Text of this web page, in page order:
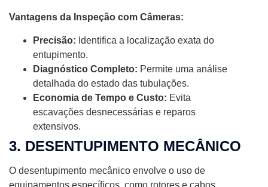
Vantagens da Inspeção com Câmeras:
Precisão: Identifica a localização exata do
entupimento.
Diagnóstico Completo: Permite uma análise
detalhada do estado das tubulações.
Economia de Tempo e Custo: Evita
escavações desnecessárias e reparos
extensivos.
3. DESENTUPIMENTO MECÂNICO
O desentupimento mecânico envolve o uso de
equipamentos específicos, como rotores e cabos